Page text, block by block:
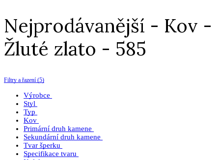
Nejprodávanější - Kov -
Žluté zlato - 585
Filtry a řazení (5)
Výrobce
Styl
Typ
Kov
Primární druh kamene
Sekundární druh kamene
Tvar šperku
Specifikace tvaru